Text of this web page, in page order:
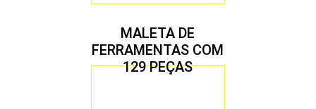
MALETA DE
FERRAMENTAS COM
129 PEÇAS